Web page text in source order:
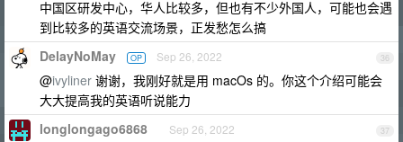
中国区研发中心，华人比较多，但也有不少外国人，可能也会遇
到比较多的英语交流场景，正发愁怎么搞
36
DelayNoMay OP Sep 26, 2022
@ivyliner 谢谢，我刚好就是用 macOs 的。你这个介绍可能会
大大提高我的英语听说能力
37
longlongago6868 Sep 26, 2022